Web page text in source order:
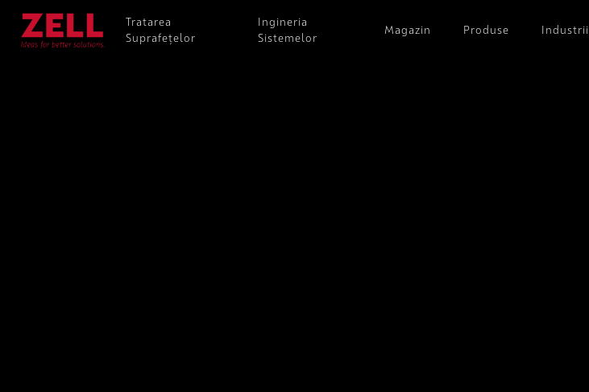
Tratarea
Suprafețelor
Ingineria
Sistemelor
Magazin Produse Industrii